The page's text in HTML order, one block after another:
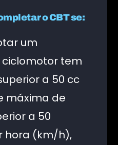
o CBT se:
um
tem
a 50 cc
máxima de
a 50
hora (km/h),